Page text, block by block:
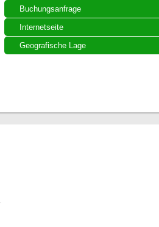
Buchungsanfrage
Internetseite
Geografische Lage